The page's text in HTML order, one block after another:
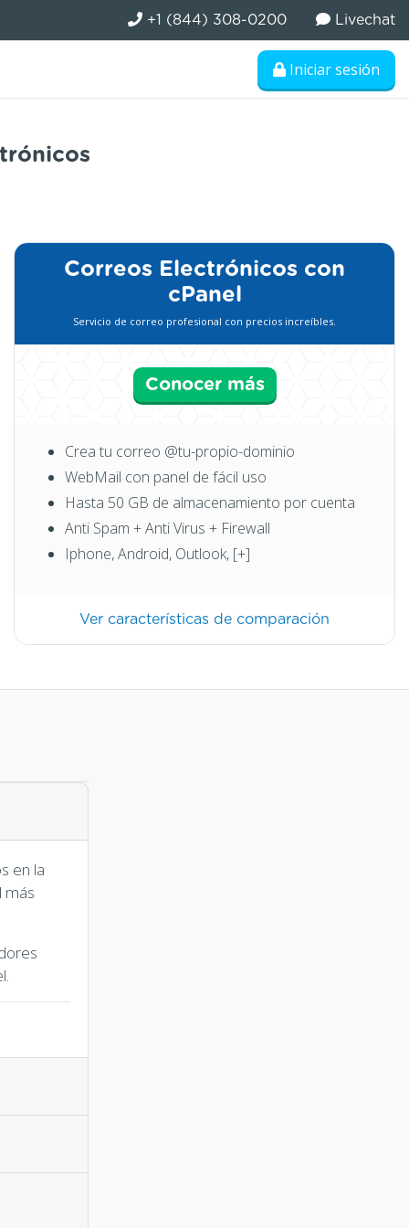
+1 (844) 308-0200 Livechat
Iniciar sesión
Correos Electrónicos con
cPanel
Servicio de correo profesional con precios increíbles.
Conocer más
Crea tu correo @tu-propio-dominio
WebMail con panel de fácil uso
Hasta 50 GB de almacenamiento por cuenta
Anti Spam + Anti Virus + Firewall
Iphone, Android, Outlook, [+]
Ver características de comparación
en la
más